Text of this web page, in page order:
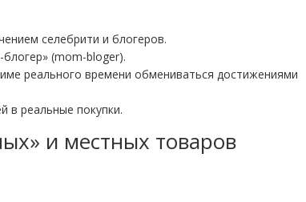
селебрити и блогеров.
(mom-bloger).
реального времени обмениваться достижениями
в реальные покупки.
и местных товаров